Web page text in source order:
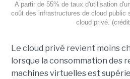
A partir de 55% de taux d'utilisation
coût des infrastructures de cloud public
cloud privé.
Le cloud privé revient moins
lorsque la consommation des
machines virtuelles est